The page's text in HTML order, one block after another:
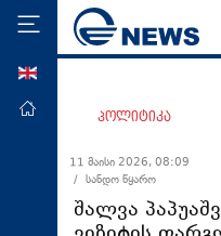
მთავარი
ეკონომიკა
მსოფლიო
პოლიტიკა
11 მაისი 2026, 08:09
/ სანდო წყარო
შალვა